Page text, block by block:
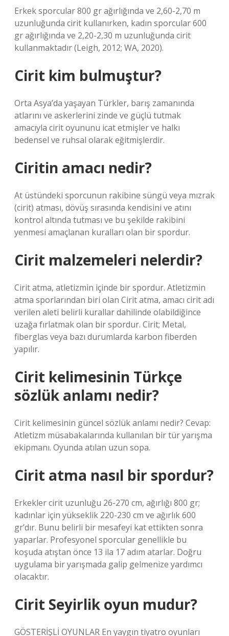
Erkek sporcular 800 gr ağırlığında ve 2,60-2,70 m
uzunluğunda cirit kullanırken, kadın sporcular 600
gr ağırlığında ve 2,20-2,30 m uzunluğunda cirit
kullanmaktadır (Leigh, 2012; WA, 2020).
Cirit kim bulmuştur?
Orta Asya’da yaşayan Türkler, barış zamanında
atlarını ve askerlerini zinde ve güçlü tutmak
amacıyla cirit oyununu icat etmişler ve halkı
bedensel ve ruhsal olarak eğitmişlerdir.
Ciritin amacı nedir?
At üstündeki sporcunun rakibine süngü veya mızrak
(cirit) atması, dövüş sırasında kendisini ve atını
kontrol altında tutması ve bu şekilde rakibini
yenmesi amaçlanan kuralları olan bir spordur.
Cirit malzemeleri nelerdir?
Cirit atma, atletizmin içinde bir spordur. Atletizmin
atma sporlarından biri olan Cirit atma, amacı cirit adı
verilen aleti belirli kurallar dahilinde olabildiğince
uzağa fırlatmak olan bir spordur. Cirit; Metal,
fiberglas veya bazı durumlarda karbon fiberden
yapılır.
Cirit kelimesinin Türkçe
sözlük anlamı nedir?
Cirit kelimesinin güncel sözlük anlamı nedir? Cevap:
Atletizm müsabakalarında kullanılan bir tür yarışma
ekipmanı. Oyunda atılan uzun sopa.
Cirit atma nasıl bir spordur?
Erkekler cirit uzunluğu 26-270 cm, ağırlığı 800 gr;
kadınlar için yükseklik 220-230 cm ve ağırlık 600
gr’dır. Bunu belirli bir mesafeyi kat ettikten sonra
yaparlar. Profesyonel sporcular genellikle bu
koşuda atıştan önce 13 ila 17 adım atarlar. Doğru
uygulama bir yarışmada galip gelmenize yardımcı
olacaktır.
Cirit Seyirlik oyun mudur?
GÖSTERİŞLİ OYUNLAR En yaygın tiyatro oyunları